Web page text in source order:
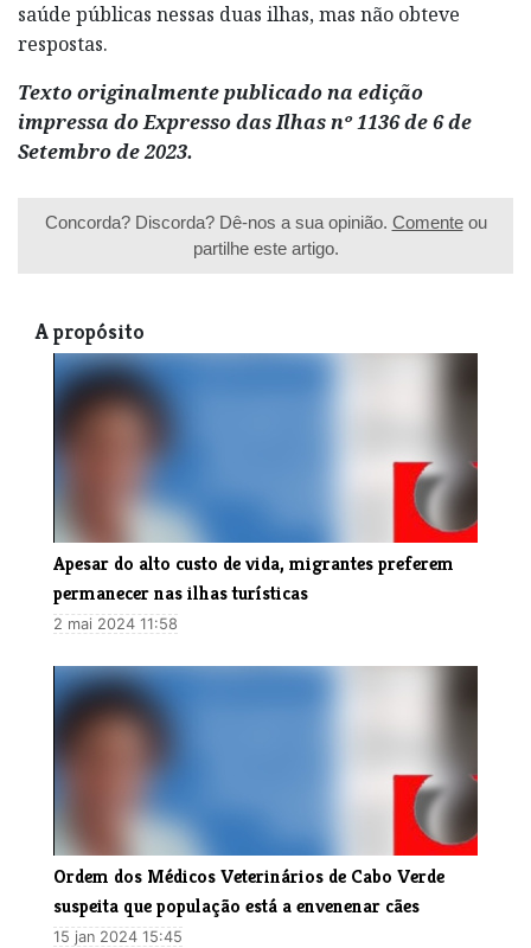
saúde públicas nessas duas ilhas, mas não obteve
respostas.
Texto originalmente publicado na edição
impressa do Expresso das Ilhas nº 1136 de 6 de
Setembro de 2023.
Concorda? Discorda? Dê-nos a sua opinião. Comenteou
partilhe este artigo.
A propósito
Apesar do alto custo de vida, migrantes preferem
permanecer nas ilhas turísticas
2 mai 2024 11:58
Ordem dos Médicos Veterinários de Cabo Verde
suspeita que população está a envenenar cães
15 jan 2024 15:45